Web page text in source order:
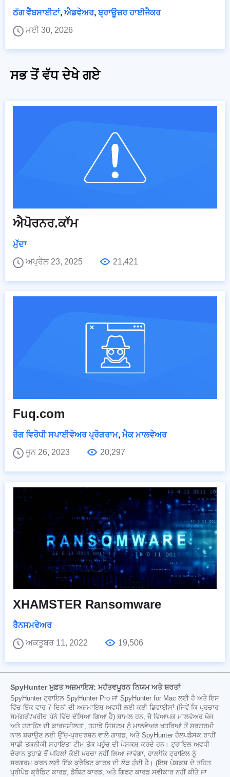
ਠੱਗ ਵੈੱਬਸਾਈਟਾਂ, ਐਡਵੇਅਰ,ਬ੍ਰਾਊਜ਼ਰ ਹਾਈਜੈਕਰ
ਮਈ 30, 2026
ਸਭ ਤੋਂ ਵੱਧ ਦੇਖੇ ਗਏ
ਐਪੋਰਨਰ.ਕਾੱਮ
ਮੁੱਦਾ
ਅਪ੍ਰੈਲ 23, 2025
21,421
Fuq.com
ਰੋਗ ਵਿਰੋਧੀ ਸਪਾਈਵੇਅਰ ਪ੍ਰੋਗਰਾਮ, ਮੈਕ ਮਾਲਵੇਅਰ
ਜੂਨ 26, 2023
20,297
XHAMSTER Ransomware
ਰੈਨਸਮਵੇਅਰ
ਅਕਤੂਬਰ 11, 2022
19,506
SpyHunter ਮੁਫ਼ਤ ਅਜ਼ਮਾਇਸ਼: ਮਹੱਤਵਪੂਰਨ ਨਿਯਮ ਅਤੇ ਸ਼ਰਤਾਂ
SpyHunter ਟ੍ਰਾਇਲ SpyHunter Pro ਜਾਂ SpyHunter for Mac ਲਈ ਹੈ ਅਤੇ ਇਸ
ਵਿੱਚ ਇੱਕ ਵਾਰ 7-ਦਿਨਾਂ ਦੀ ਅਜ਼ਮਾਇਸ਼ ਅਵਧੀ ਲਈ ਕਈ ਡਿਵਾਈਸਾਂ (ਜਿਵੇਂ ਕਿ ਪ੍ਰਚਾਰ
ਸਮੱਗਰੀ/ਖਰੀਦ ਪੰਨੇ ਵਿੱਚ ਦੱਸਿਆ ਗਿਆ ਹੈ) ਸ਼ਾਮਲ ਹਨ, ਜੋ ਵਿਆਪਕ ਮਾਲਵੇਅਰ ਖੋਜ
ਅਤੇ ਹਟਾਉਣ ਦੀ ਕਾਰਜਸ਼ੀਲਤਾ, ਤੁਹਾਡੇ ਸਿਸਟਮ ਨੂੰ ਮਾਲਵੇਅਰ ਖਤਰਿਆਂ ਤੋਂ ਸਰਗਰਮੀ
ਨਾਲ ਬਚਾਉਣ ਲਈ ਉੱਚ-ਪ੍ਰਦਰਸ਼ਨ ਵਾਲੇ ਗਾਰਡ, ਅਤੇ SpyHunter ਹੈਲਪਡੈਸਕ ਰਾਹੀਂ
ਸਾਡੀ ਤਕਨੀਕੀ ਸਹਾਇਤਾ ਟੀਮ ਤੱਕ ਪਹੁੰਚ ਦੀ ਪੇਸ਼ਕਸ਼ ਕਰਦੇ ਹਨ। ਟ੍ਰਾਇਲ ਅਵਧੀ
ਦੌਰਾਨ ਤੁਹਾਡੇ ਤੋਂ ਪਹਿਲਾਂ ਕੋਈ ਖਰਚਾ ਨਹੀਂ ਲਿਆ ਜਾਵੇਗਾ, ਹਾਲਾਂਕਿ ਟ੍ਰਾਇਲ ਨੂੰ
ਸਰਗਰਮ ਕਰਨ ਲਈ ਇੱਕ ਕ੍ਰੈਡਿਟ ਕਾਰਡ ਦੀ ਲੋੜ ਹੁੰਦੀ ਹੈ। (ਇਸ ਪੇਸ਼ਕਸ਼ ਦੇ ਤਹਿਤ
ਪ੍ਰੀਪੇਡ ਕ੍ਰੈਡਿਟ ਕਾਰਡ, ਡੈਬਿਟ ਕਾਰਡ, ਅਤੇ ਗਿਫਟ ਕਾਰਡ ਸਵੀਕਾਰ ਨਹੀਂ ਕੀਤੇ ਜਾ